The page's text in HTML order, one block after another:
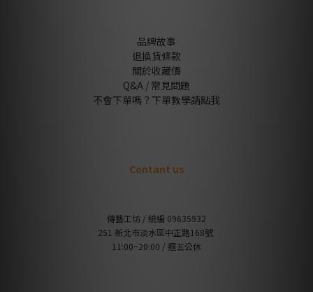
品牌故事
退換貨條款
關於收藏價
Q&A / 常見問題
不會下單嗎？下單教學請點我
Contant us
傳藝工坊 / 統編 09635932
251 新北市淡水區中正路168號
11:00~20:00 / 週五公休